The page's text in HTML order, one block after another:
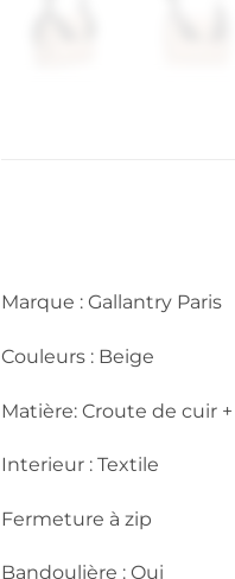
Marque : Gallantry Paris
Couleurs : Beige
Matière: Croute de cuir
Interieur : Textile
Fermeture à zip
Bandoulière : Oui